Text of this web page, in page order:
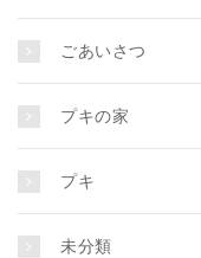
ごあいさつ
プキの家
プキ
未分類